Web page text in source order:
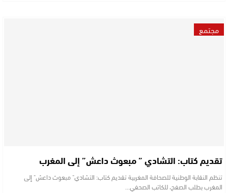
مجتمع
تقديم كتاب: التشادي ” مبعوث داعش” إلى المغرب
تنظم النقابة الوطنية للصحافة المغربية تقديم كتاب: التشادي" مبعوث داعش" إلى
المغرب بطلب الصفح، للكاتب الصحفي…